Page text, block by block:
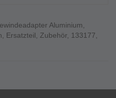
Aluminium,
, Ersatzteil, Zubehör, 133177,